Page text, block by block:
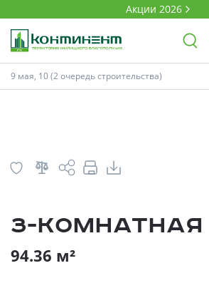
Акции 2026
Акции
Новости
9 мая, 10 (2 очередь строительства)
3-комнатная
94.36 м²
План
* Скидки